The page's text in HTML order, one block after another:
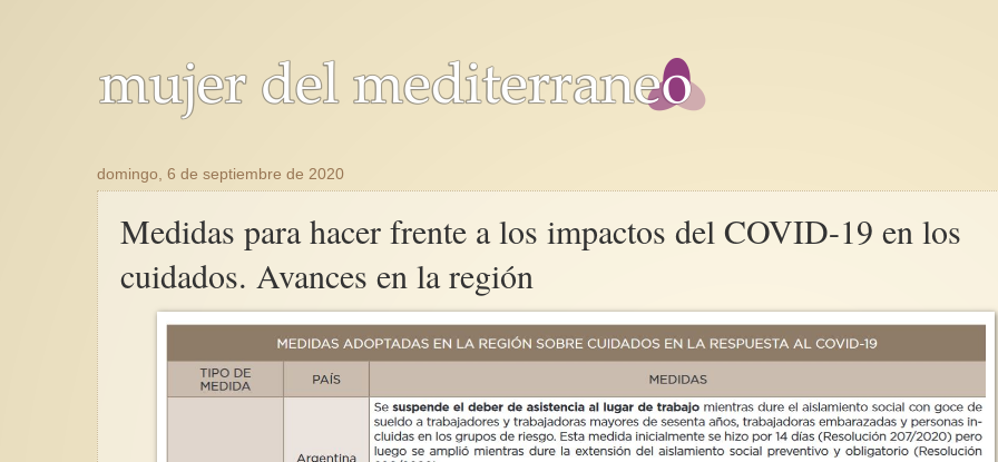
domingo, 6 de septiembre de 2020
Medidas para hacer frente a los impactos del COVID-19 en los
cuidados. Avances en la región